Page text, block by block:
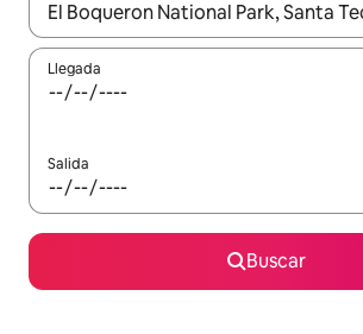
Cuando los resultados estén
Llegada
Salida
Buscar